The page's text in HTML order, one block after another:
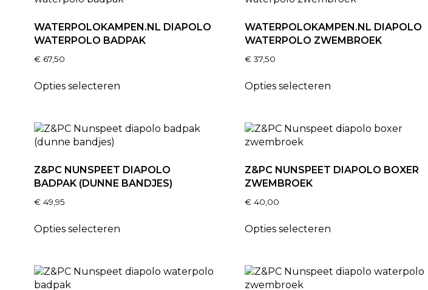
WATERPOLOKAMPEN.NL DIAPOLO
WATERPOLO BADPAK
€67,50
Opties selecteren
WATERPOLOKAMPEN.NL DIAPOLO
WATERPOLO ZWEMBROEK
€ 37,50
Opties selecteren
Z&PC NUNSPEET DIAPOLO
BADPAK (DUNNE BANDJES)
€49,95
Opties selecteren
Z&PC NUNSPEET DIAPOLO BOXER
ZWEMBROEK
€ 40,00
Opties selecteren